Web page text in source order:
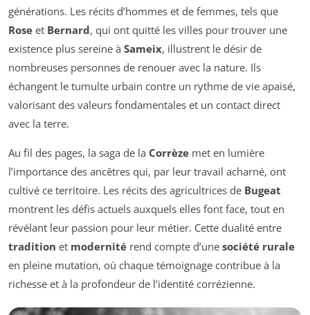
générations. Les récits d’hommes et de femmes, tels que
Rose et Bernard, qui ont quitté les villes pour trouver une
existence plus sereine à Sameix, illustrent le désir de
nombreuses personnes de renouer avec la nature. Ils
échangent le tumulte urbain contre un rythme de vie apaisé,
valorisant des valeurs fondamentales et un contact direct
avec la terre.
Au fil des pages, la saga de la Corrèze met en lumière
l’importance des ancêtres qui, par leur travail acharné, ont
cultivé ce territoire. Les récits des agricultrices de Bugeat
montrent les défis actuels auxquels elles font face, tout en
révélant leur passion pour leur métier. Cette dualité entre
tradition et modernité rend compte d’une société rurale
en pleine mutation, où chaque témoignage contribue à la
richesse et à la profondeur de l’identité corrézienne.